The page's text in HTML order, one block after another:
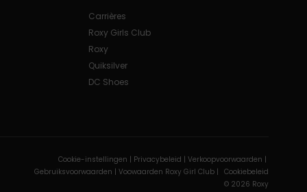
Carrières
Roxy Girls Club
Roxy
Quiksilver
DC Shoes
Cookie-instellingen | Privacybeleid | Verkoopvoorwaarden |
Gebruiksvoorwaarden | Voowaarden Roxy Girl Club | Cookiebeleid
© 2026 Roxy